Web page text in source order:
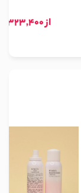
از 323,400 تومان